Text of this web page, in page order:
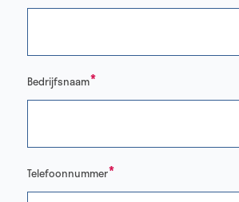
Bedrijfsnaam*
Telefoonnummer*